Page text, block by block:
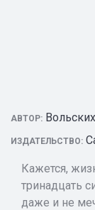
АВТОР:
ИЗДАТЕЛЬСТВО:
Кажется,
тринадцать
даже и не